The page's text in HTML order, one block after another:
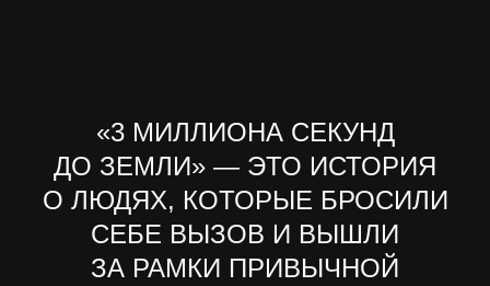
«3 МИЛЛИОНА СЕКУНД
ДО ЗЕМЛИ» — ЭТО ИСТОРИЯ
О ЛЮДЯХ, КОТОРЫЕ БРОСИЛИ
СЕБЕ ВЫЗОВ И ВЫШЛИ
ЗА РАМКИ ПРИВЫЧНОЙ